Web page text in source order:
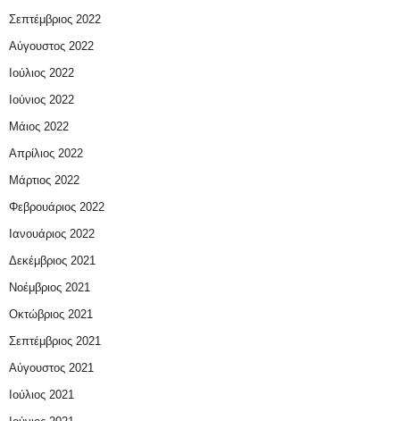
Σεπτέμβριος 2022
Αύγουστος 2022
Ιούλιος 2022
Ιούνιος 2022
Μάιος 2022
Απρίλιος 2022
Μάρτιος 2022
Φεβρουάριος 2022
Ιανουάριος 2022
Δεκέμβριος 2021
Νοέμβριος 2021
Οκτώβριος 2021
Σεπτέμβριος 2021
Αύγουστος 2021
Ιούλιος 2021